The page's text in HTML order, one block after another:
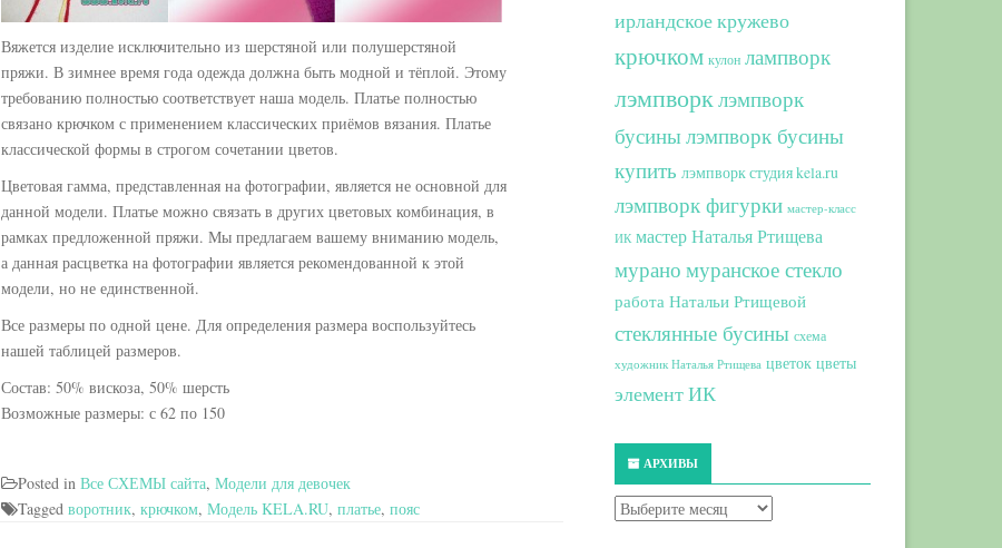
Вяжется изделие исключительно из шерстяной или полушерстяной
пряжи. В зимнее время года одежда должна быть модной и тёплой. Этому
требованию полностью соответствует наша модель. Платье полностью
связано крючком с применением классических приёмов вязания. Платье
классической формы в строгом сочетании цветов.
Цветовая гамма, представленная на фотографии, является не основной для
данной модели. Платье можно связать в других цветовых комбинация, в
рамках предложенной пряжи. Мы предлагаем вашему вниманию модель,
а данная расцветка на фотографии является рекомендованной к этой
модели, но не единственной.
Все размеры по одной цене. Для определения размера воспользуйтесь
нашей таблицей размеров.
Состав: 50% вискоза, 50% шерсть
Возможные размеры: с 62 по 150
Posted in Все СХЕМЫ сайта, Модели для девочек
Tagged воротник, крючком, Модель KELA.RU, платье, пояс
ирландское кружево
крючком кулон лампворк
лэмпворклэмпворк
бусинылэмпворк бусины
купить лэмпворк студия kela.ru
лэмпворк фигурки мастер-класс
ИК мастер Наталья Ртищева
мурано муранское стекло
работа Натальи Ртищевой
стеклянные бусины схема
художник Наталья Ртищева цветок цветы
элемент ИК
АРХИВЫ